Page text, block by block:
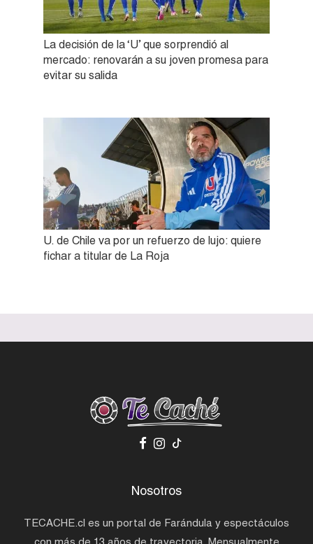
La decisión de la ‘U’ que sorprendió al
mercado: renovarán a su joven promesa para
evitar su salida
U. de Chile va por un refuerzo de lujo: quiere
fichar a titular de La Roja
Nosotros
TECACHE.cl es un portal de Farándula y espectáculos
con más de 13 años de trayectoria. Mensualmente